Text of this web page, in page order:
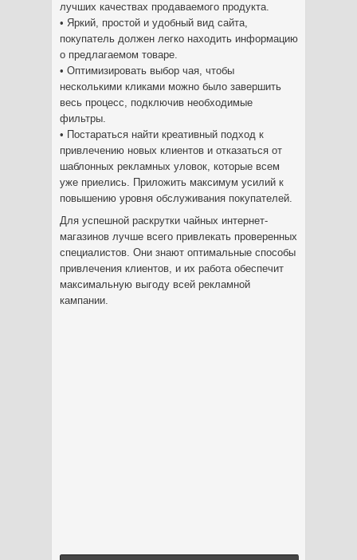
лучших качествах продаваемого продукта.
• Яркий, простой и удобный вид сайта,
покупатель должен легко находить информацию
о предлагаемом товаре.
• Оптимизировать выбор чая, чтобы
несколькими кликами можно было завершить
весь процесс, подключив необходимые
фильтры.
• Постараться найти креативный подход к
привлечению новых клиентов и отказаться от
шаблонных рекламных уловок, которые всем
уже приелись. Приложить максимум усилий к
повышению уровня обслуживания покупателей.
Для успешной раскрутки чайных интернет-
магазинов лучше всего привлекать проверенных
специалистов. Они знают оптимальные способы
привлечения клиентов, и их работа обеспечит
максимальную выгоду всей рекламной
кампании.